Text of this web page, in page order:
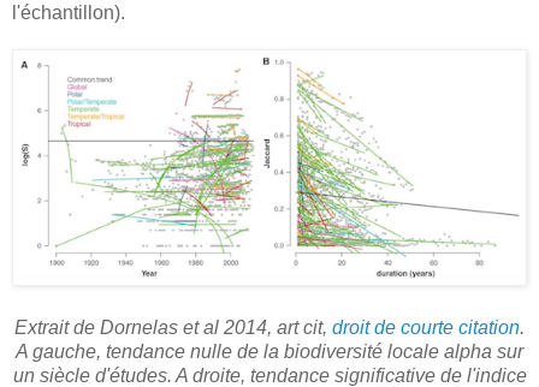
l'échantillon).
Extrait de Dornelas et al 2014, art cit, droit de courte citation.
A gauche, tendance nulle de la biodiversité locale alpha sur
un siècle d'études. A droite, tendance significative de l'indice